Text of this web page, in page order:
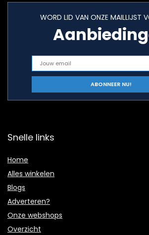
WORD LID VAN ONZE MAILLIJST
Snelle links
Home
Alles winkelen
Blogs
Adverteren?
Onze webshops
Overzicht